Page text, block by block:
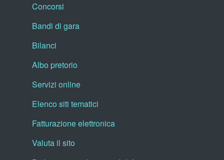
Concorsi
Bandi di gara
Bilanci
Albo pretorio
Servizi online
Elenco siti tematici
Fatturazione elettronica
Valuta il sito